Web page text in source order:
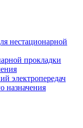
нестационарной
прокладки
электропередач
назначения